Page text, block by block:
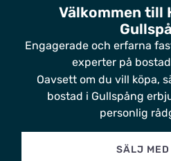
Välkommen till
Engagerade och erfarna
experter på
Oavsett om du vill köpa,
bostad i Gullspång
personlig
SÄLJ MED